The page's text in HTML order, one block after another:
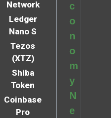
Network
Ledger
Nano S
Tezos
(XTZ)
Shiba
Token
Coinbase
Pro
c
o
n
o
m
y
N
e